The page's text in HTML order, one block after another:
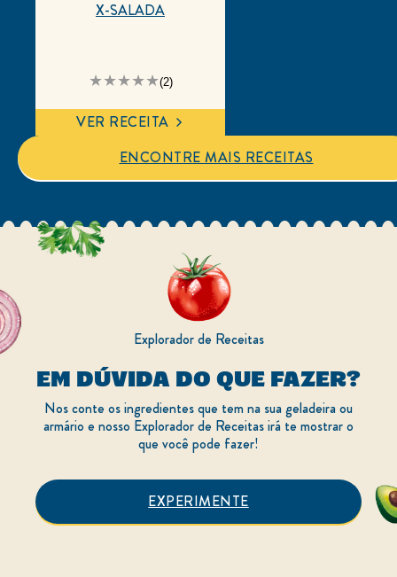
classificação
deste
X-
3.5
5
(2)
X-SALADA
VER RECEITA
ENCONTRE MAIS RECEITAS
Explorador de Receitas
EM DÚVIDA DO QUE FAZER?
Nos conte os ingredientes que tem na sua geladeira ou
armário e nosso Explorador de Receitas irá te mostrar o
que você pode fazer!
EXPERIMENTE